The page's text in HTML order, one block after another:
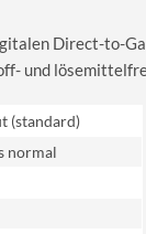
Direct-to-
und
(standard)
normal